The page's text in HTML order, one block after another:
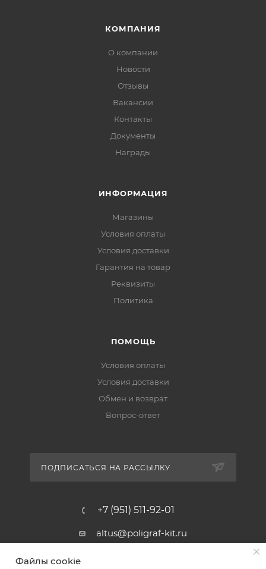
КОМПАНИЯ
О компании
Новости
Отзывы
Вакансии
Контакты
Документы
Награды
ИНФОРМАЦИЯ
Магазины
Условия оплаты
Условия доставки
Гарантия на товар
Реквизиты
Политика
ПОМОЩЬ
Условия оплаты
Условия доставки
Обмен и возврат
Вопрос-ответ
ПОДПИСАТЬСЯ НА РАССЫЛКУ
+7 (951) 511-92-01
altus@poligraf-kit.ru
Магазин-склад ТЦ "Альтус"
Файлы cookie